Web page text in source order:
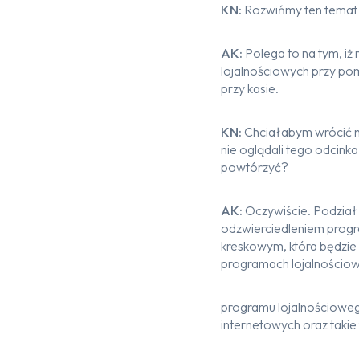
KN: Rozwińmy ten
AK: Polega to na tym, iż
lojalnościowych przy
przy kasie.
KN: Chciałabym wrócić
nie oglądali tego
powtórzyć?
AK: Oczywiście.
odzwierciedleniem
kreskowym, która
programach
programu
internetowych oraz